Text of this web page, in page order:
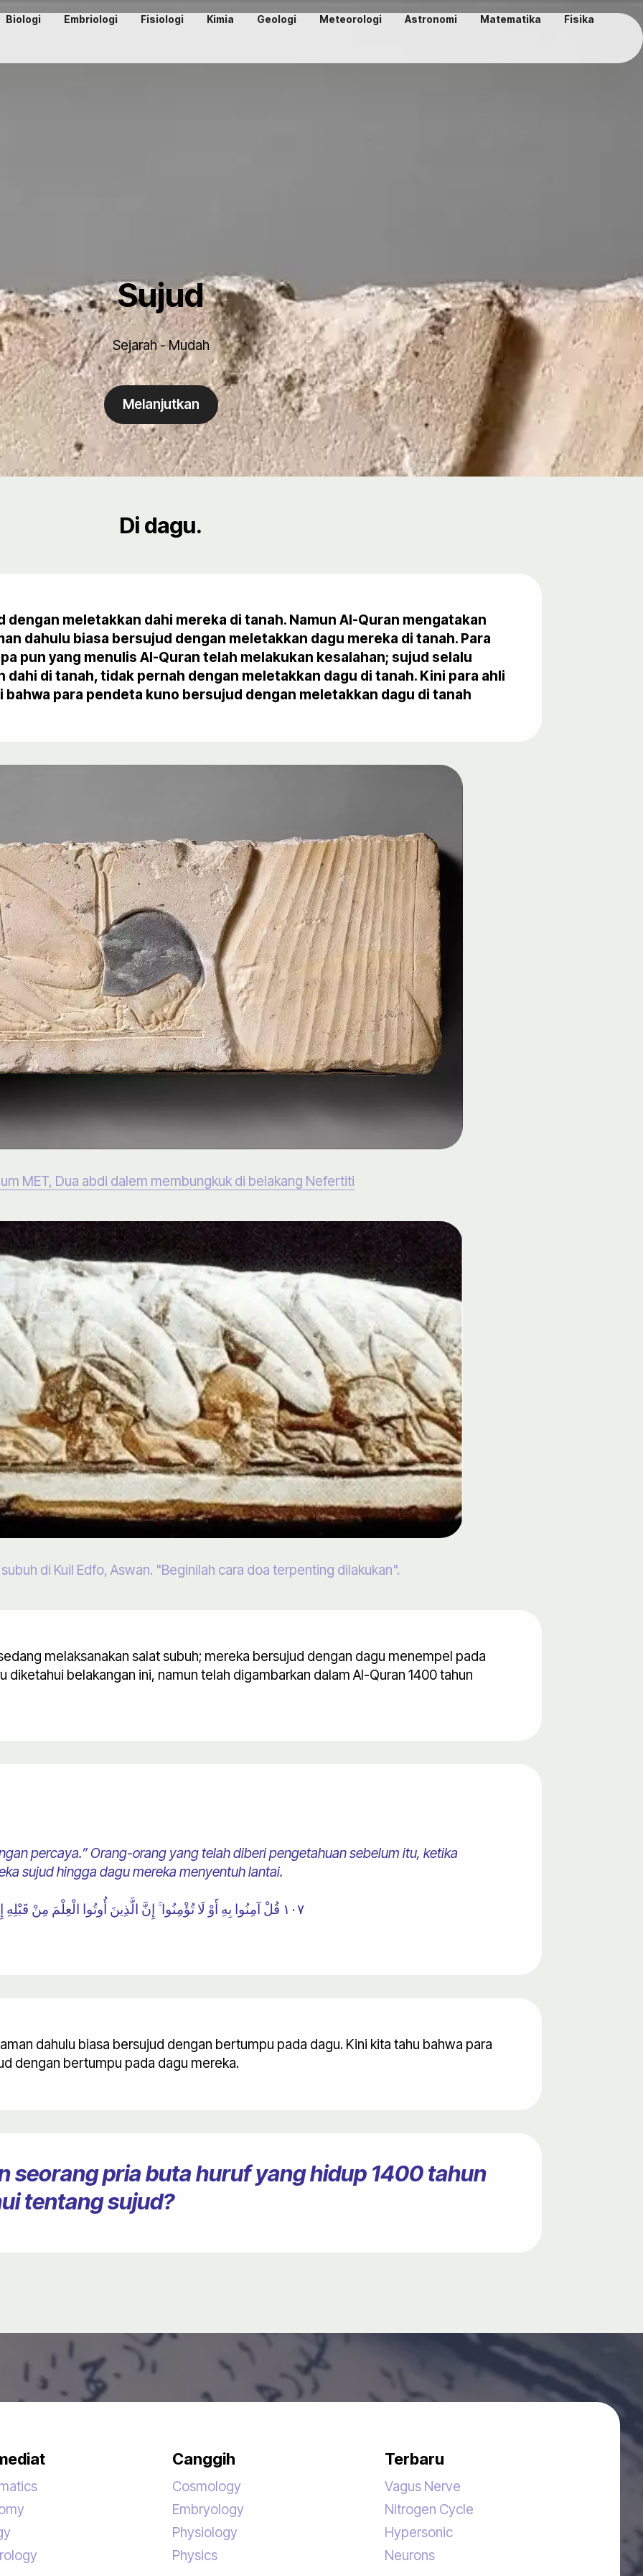
Biologi Embriologi Fisiologi Kimia Geologi Meteorologi Astronomi Matematika Fisika
Sujud
Sejarah - Mudah
Melanjutkan
Di dagu.
dengan meletakkan dahi mereka di tanah. Namun Al-Quran mengatakan
dahulu biasa bersujud dengan meletakkan dagu mereka di tanah. Para
pun yang menulis Al-Quran telah melakukan kesalahan; sujud selalu
di tanah, tidak pernah dengan meletakkan dagu di tanah. Kini para ahli
para pendeta kuno bersujud dengan meletakkan dagu di tanah
MET, Dua abdi dalem membungkuk di belakang Nefertiti
di Kuil Edfo, Aswan. "Beginilah cara doa terpenting dilakukan".
melaksanakan salat subuh; mereka bersujud dengan dagu menempel pada
diketahui belakangan ini, namun telah digambarkan dalam Al-Quran 1400 tahun
percaya.” Orang-orang yang telah diberi pengetahuan sebelum itu, ketika
sujud hingga dagu mereka menyentuh lantai.
١٠٧ قُلْ آمِنُوا بِهِ أَوْ لَا تُؤْمِنُوا ۚ إِنَّ الَّذِينَ أُوتُوا الْعِلْمَ مِنْ قَبْلِهِ إِذَا يُتْلَىٰ عَلَيْهِمْ يَخِرُّونَ لِلْأَذْقَانِ سُجَّدًا
dahulu biasa bersujud dengan bertumpu pada dagu. Kini kita tahu bahwa para
dengan bertumpu pada dagu mereka.
seorang pria buta huruf yang hidup 1400 tahun
tentang sujud?
Canggih
Cosmology
Embryology
Physiology
Physics
Terbaru
Vagus Nerve
Nitrogen Cycle
Hypersonic
Neurons